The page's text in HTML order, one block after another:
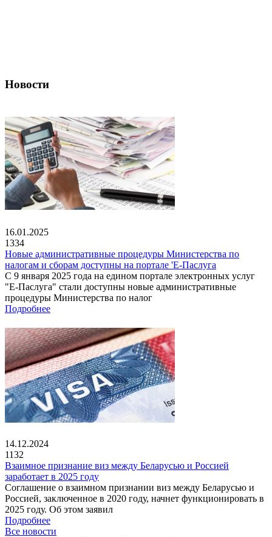
Новости
16.01.2025
1334
Новые административные процедуры Министерства по
налогам и сборам доступны на портале 'Е-Паслуга
С 9 января 2025 года на едином портале электронных услуг
"Е-Паслуга" стали доступны новые административные
процедуры Министерства по налог
Подробнее
14.12.2024
1132
Взаимное признание виз между Беларусью и Россией
заработает в 2025 году
Соглашение о взаимном признании виз между Беларусью и
Россией, заключенное в 2020 году, начнет функционировать в
2025 году. Об этом заявил
Подробнее
Все новости